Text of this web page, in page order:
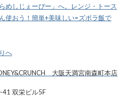
めしじぇーぴー」へ。レンジ・トース
使おう！簡単+美味しい=ズボラ飯で
へ
大阪天満宮南森町本店
双栄ビル5F